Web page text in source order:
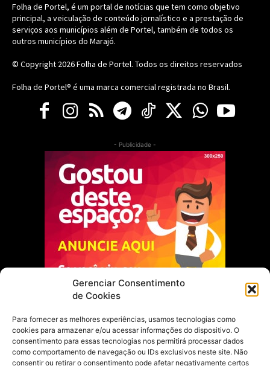
Gerenciar Consentimento
de Cookies
Para fornecer as melhores experiências, usamos tecnologias como
cookies para armazenar e/ou acessar informações do dispositivo. O
consentimento para essas tecnologias nos permitirá processar dados
como comportamento de navegação ou IDs exclusivos neste site. Não
consentir ou retirar o consentimento pode afetar negativamente certos
Folha de Portel, é um portal de notícias que tem como objetivo
principal, a veiculação de conteúdo jornalístico e a prestação de
serviços aos municípios além de Portel, também de todos os
outros municípios do Marajó.
© Copyright 2026Folha de Portel. Todos os direitos reservados
Folha de Portel® é uma marca comercial registrada no Brasil.
- Publicidade -
Escolha do Editor
Justiça Itinerante garante regularização